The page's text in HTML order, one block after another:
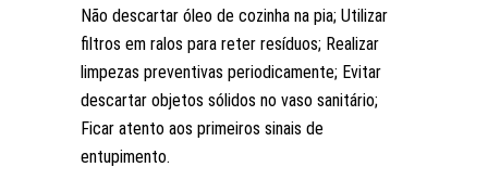
Não descartar óleo de cozinha na pia; Utilizar
filtros em ralos para reter resíduos; Realizar
limpezas preventivas periodicamente; Evitar
descartar objetos sólidos no vaso sanitário;
Ficar atento aos primeiros sinais de
entupimento.